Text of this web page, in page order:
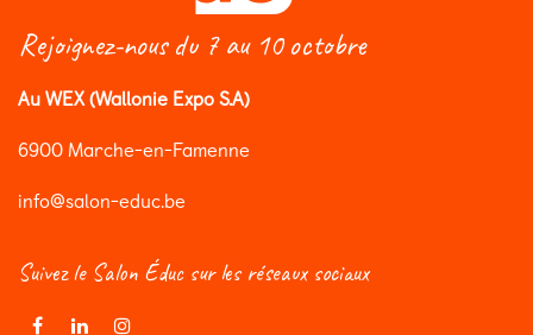
Rejoignez-nous du 7 au 10 octobre
Au WEX (Wallonie Expo S.A)
6900 Marche-en-Famenne
info@salon-educ.be
Suivez le Salon Éduc sur les réseaux sociaux